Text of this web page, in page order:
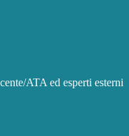
ATA ed esperti esterni